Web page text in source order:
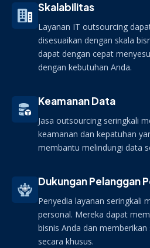
Skalabilitas
Layanan IT outsourcing
disesuaikan dengan skala
dapat dengan cepat
dengan kebutuhan Anda.
Keamanan Data
Jasa outsourcing seringkali
keamanan dan kepatuhan
membantu melindungi data
Dukungan Pelanggan
Penyedia layanan seringkali
personal. Mereka dapat
bisnis Anda dan
secara khusus.